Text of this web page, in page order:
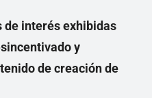
de interés exhibidas
y
de creación de